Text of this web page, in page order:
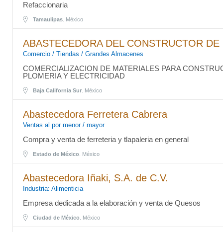
Refaccionaria
Tamaulipas . México
ABASTECEDORA DEL CONSTRUCTOR
Comercio / Tiendas / Grandes Almacenes
COMERCIALIZACION DE MATERIALES PARA
PLOMERIA Y ELECTRICIDAD
Baja California Sur . México
Abastecedora Ferretera Cabrera
Ventas al por menor / mayor
Compra y venta de ferreteria y tlapaleria en general
Estado de México . México
Abastecedora Iñaki, S.A. de C.V.
Industria: Alimenticia
Empresa dedicada a la elaboración y venta de Quesos
Ciudad de México . México